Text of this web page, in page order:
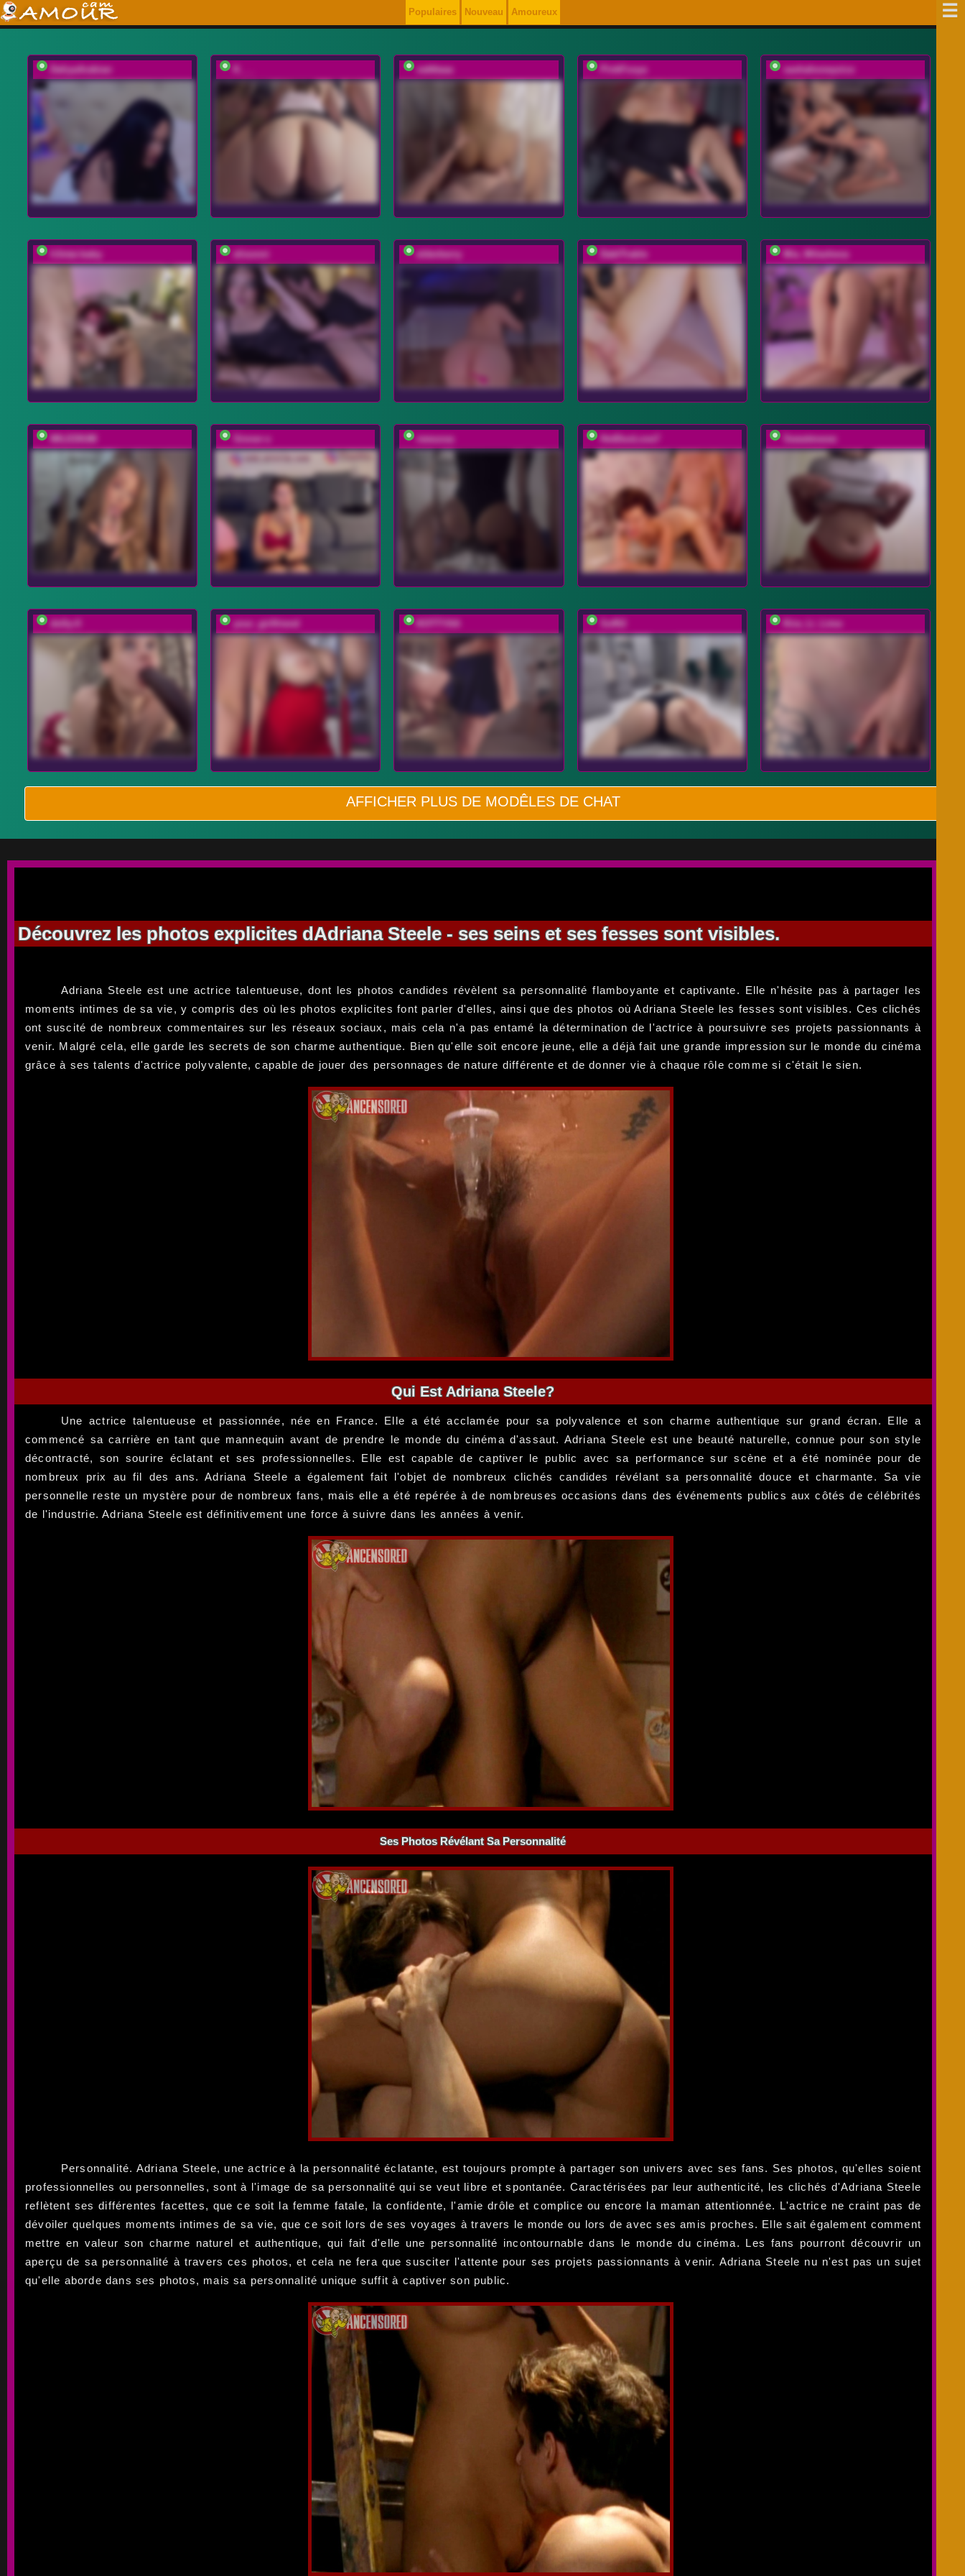
Populaires Nouveau Amoureux
DaliyaArabian vattttaaa PinkFoxya sashahoneyvice
h3ntai-baby elisonni elderberry DablTrable Mia_Milasheva
MILEDIUM Sinner-s rewuosa HotDuoLove7 Sweetmeow
dolly-ll your_girlfriend KOTTYAA Soffi2 Kira_Li_Lime
AFFICHER PLUS DE MODÊLES DE CHAT
Découvrez les photos explicites dAdriana Steele - ses seins et ses fesses sont visibles.
Adriana Steele est une actrice talentueuse, dont les photos candides révèlent sa personnalité flamboyante et captivante. Elle n'hésite pas à partager les
moments intimes de sa vie, y compris des où les photos explicites font parler d'elles, ainsi que des photos où Adriana Steele les fesses sont visibles. Ces clichés
ont suscité de nombreux commentaires sur les réseaux sociaux, mais cela n'a pas entamé la détermination de l'actrice à poursuivre ses projets passionnants à
venir. Malgré cela, elle garde les secrets de son charme authentique. Bien qu'elle soit encore jeune, elle a déjà fait une grande impression sur le monde du cinéma
grâce à ses talents d'actrice polyvalente, capable de jouer des personnages de nature différente et de donner vie à chaque rôle comme si c'était le sien.
Qui Est Adriana Steele?
Une actrice talentueuse et passionnée, née en France. Elle a été acclamée pour sa polyvalence et son charme authentique sur grand écran. Elle a
commencé sa carrière en tant que mannequin avant de prendre le monde du cinéma d'assaut. Adriana Steele est une beauté naturelle, connue pour son style
décontracté, son sourire éclatant et ses professionnelles. Elle est capable de captiver le public avec sa performance sur scène et a été nominée pour de
nombreux prix au fil des ans. Adriana Steele a également fait l'objet de nombreux clichés candides révélant sa personnalité douce et charmante. Sa vie
personnelle reste un mystère pour de nombreux fans, mais elle a été repérée à de nombreuses occasions dans des événements publics aux côtés de célébrités
de l'industrie. Adriana Steele est définitivement une force à suivre dans les années à venir.
Ses Photos Révélant Sa Personnalité
Personnalité. Adriana Steele, une actrice à la personnalité éclatante, est toujours prompte à partager son univers avec ses fans. Ses photos, qu'elles soient
professionnelles ou personnelles, sont à l'image de sa personnalité qui se veut libre et spontanée. Caractérisées par leur authenticité, les clichés d'Adriana Steele
reflètent ses différentes facettes, que ce soit la femme fatale, la confidente, l'amie drôle et complice ou encore la maman attentionnée. L'actrice ne craint pas de
dévoiler quelques moments intimes de sa vie, que ce soit lors de ses voyages à travers le monde ou lors de avec ses amis proches. Elle sait également comment
mettre en valeur son charme naturel et authentique, qui fait d'elle une personnalité incontournable dans le monde du cinéma. Les fans pourront découvrir un
aperçu de sa personnalité à travers ces photos, et cela ne fera que susciter l'attente pour ses projets passionnants à venir. Adriana Steele nu n'est pas un sujet
qu'elle aborde dans ses photos, mais sa personnalité unique suffit à captiver son public.